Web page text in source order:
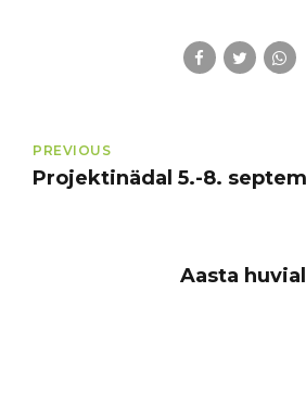
PREVIOUS
Projektinädal 5.-8.
Aasta